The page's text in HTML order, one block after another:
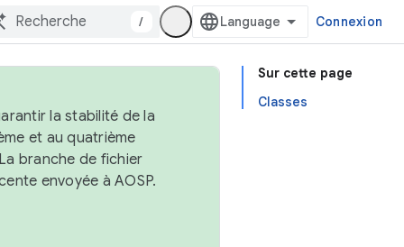
/ Connexion
Sur cette page
Classes
la stabilité de la
et au quatrième
branche de fichier
envoyée à AOSP.